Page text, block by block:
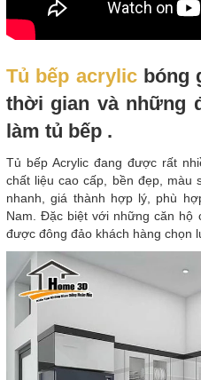
Tủ bếp acrylicbóng
thời gian và những
làm tủ bếp .
Tủ bếp Acrylic đang được rất
chất liệu cao cấp, bền đẹp, màu
nhanh, giá thành hợp lý, phù
Nam. Đặc biệt với những căn hộ
được đông đảo khách hàng chọn